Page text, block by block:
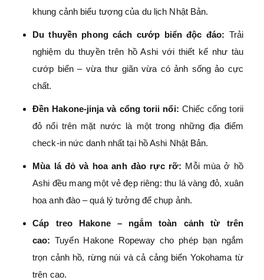
khung cảnh biểu tượng của du lịch Nhật Bản.
Du thuyền phong cách cướp biển độc đáo: Trải
nghiệm du thuyền trên hồ Ashi với thiết kế như tàu
cướp biển – vừa thư giãn vừa có ảnh sống ảo cực
chất.
Đền Hakone-jinja và cổng torii nổi: Chiếc cổng torii
đỏ nổi trên mặt nước là một trong những địa điểm
check-in nức danh nhất tại hồ Ashi Nhật Bản.
Mùa lá đỏ và hoa anh đào rực rỡ: Mỗi mùa ở hồ
Ashi đều mang một vẻ đẹp riêng: thu lá vàng đỏ, xuân
hoa anh đào – quá lý tưởng để chụp ảnh.
Cáp treo Hakone – ngắm toàn cảnh từ trên
cao: Tuyến Hakone Ropeway cho phép bạn ngắm
trọn cảnh hồ, rừng núi và cả cảng biển Yokohama từ
trên cao.